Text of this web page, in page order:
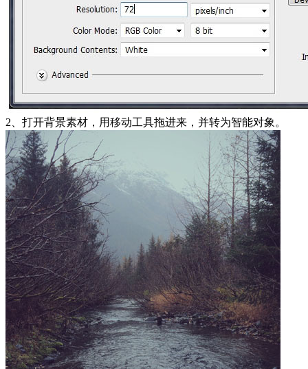
2、打开背景素材，用移动工具拖进来，并转为智能对象。